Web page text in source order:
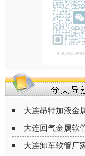
大连昂特加液金
大连回气金属软
大连卸车软管厂